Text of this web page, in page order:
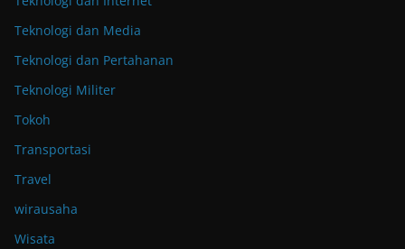
Teknologi dan Media
Teknologi dan Pertahanan
Teknologi Militer
Tokoh
Transportasi
Travel
wirausaha
Wisata